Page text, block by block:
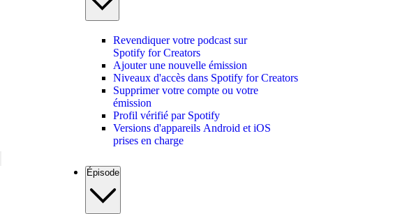
Revendiquer votre podcast sur
Spotify for Creators
Ajouter une nouvelle émission
Niveaux d'accès dans Spotify for Creators
Supprimer votre compte ou votre
émission
Profil vérifié par Spotify
Versions d'appareils Android et iOS
prises en charge
Épisode